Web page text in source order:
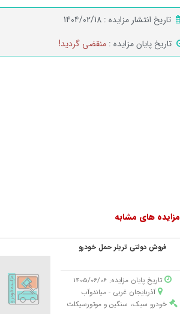
تاریخ انتشار مزایده : 1404/02/18
تاریخ پایان مزایده : منقضی گردید!
مزایده های مشابه
فروش دولتی تریلر حمل خودرو
تاریخ پایان مزایده: 1405/06/06
آذربایجان غربی - میاندوآب
خودرو سبک، سنگین و موتورسیکلت